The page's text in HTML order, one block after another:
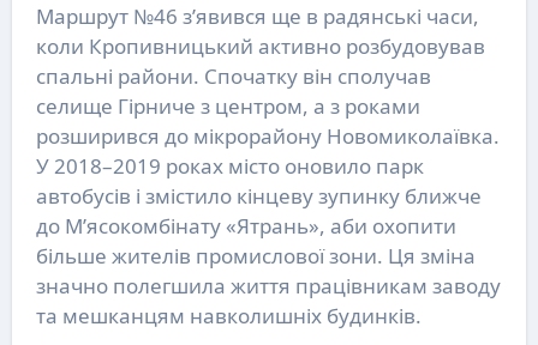
Маршрут №46 з’явився ще в радянські часи,
коли Кропивницький активно розбудовував
спальні райони. Спочатку він сполучав
селище Гірниче з центром, а з роками
розширився до мікрорайону Новомиколаївка.
У 2018–2019 роках місто оновило парк
автобусів і змістило кінцеву зупинку ближче
до М’ясокомбінату «Ятрань», аби охопити
більше жителів промислової зони. Ця зміна
значно полегшила життя працівникам заводу
та мешканцям навколишніх будинків.